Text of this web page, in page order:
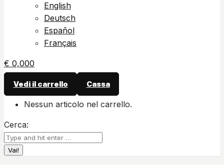
English
Deutsch
Español
Français
€ 0,000
Vedi il carrello Cassa
Nessun articolo nel carrello.
Cerca: